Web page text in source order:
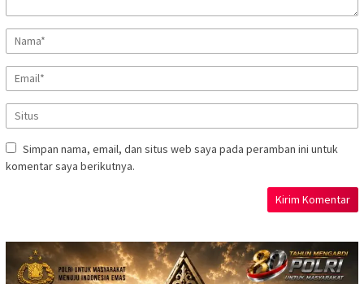
Simpan nama, email, dan situs web saya pada peramban ini untuk
komentar saya berikutnya.